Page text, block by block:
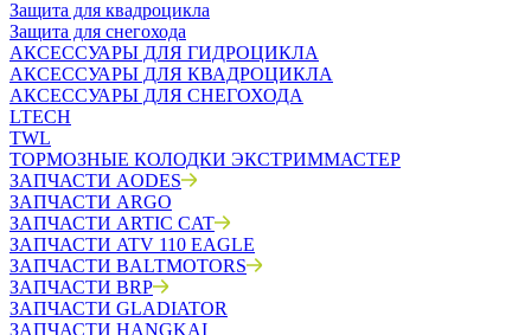
Защита для квадроцикла
Защита для снегохода
АКСЕССУАРЫ ДЛЯ ГИДРОЦИКЛА
АКСЕССУАРЫ ДЛЯ КВАДРОЦИКЛА
АКСЕССУАРЫ ДЛЯ СНЕГОХОДА
LTECH
TWL
ТОРМОЗНЫЕ КОЛОДКИ ЭКСТРИММАСТЕР
ЗАПЧАСТИ AODES
ЗАПЧАСТИ ARGO
ЗАПЧАСТИ ARTIC CAT
ЗАПЧАСТИ ATV 110 EAGLE
ЗАПЧАСТИ BALTMOTORS
ЗАПЧАСТИ BRP
ЗАПЧАСТИ GLADIATOR
ЗАПЧАСТИ HANGKAI